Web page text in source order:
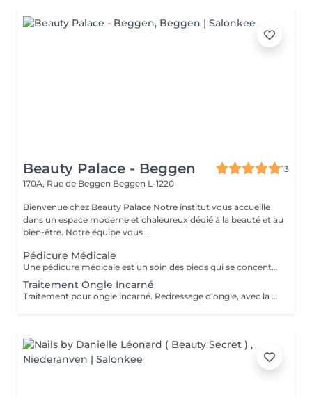
Beauty Palace - Beggen
13
170A, Rue de Beggen Beggen L-1220
Bienvenue chez Beauty Palace Notre institut vous accueille
dans un espace moderne et chaleureux dédié à la beauté et au
bien-être. Notre équipe vous ...
Pédicure Médicale
Une pédicure médicale est un soin des pieds qui se concentre sur les problèmes spécifiques des pieds: *Ongles incarnés *Ongles courbes *Callosités *Cors *Durillons *Oeil de perdrix *Corne *Mycoses *Pieds d'athlète
Traitement Ongle Incarné
Traitement pour ongle incarné. Redressage d'ongle, avec la pose d'un "spange".